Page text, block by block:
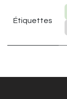
Étiquettes